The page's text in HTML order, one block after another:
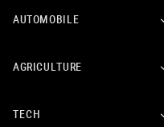
AUTOMOBILE
AGRICULTURE
TECH